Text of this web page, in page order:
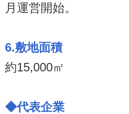
月運営開始。
6.敷地面積
約15,000㎡
◆代表企業